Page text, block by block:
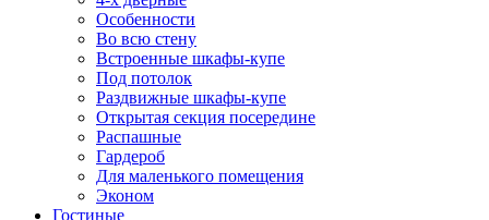
Особенности
Во всю стену
Встроенные шкафы-купе
Под потолок
Раздвижные шкафы-купе
Открытая секция посередине
Распашные
Гардероб
Для маленького помещения
Эконом
Гостиные